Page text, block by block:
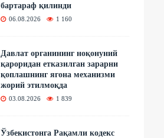
бартараф қилинди
06.08.2026 1 160
Давлат органининг ноқонуний
қароридан етказилган зарарни
қоплашнинг ягона механизми
жорий этилмоқда
03.08.2026 1 839
Ўзбекистонга Рақамли кодекс